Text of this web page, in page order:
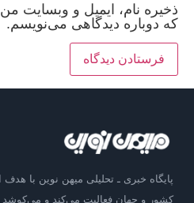
ذخیره نام، ایمیل و وبسایت
که دوباره دیدگاهی می‌نویسم.
پایگاه خبری ـ تحلیلی میهن نوین با هدف
کشور و جهان فعالیت می‌کند و می‌کوشد